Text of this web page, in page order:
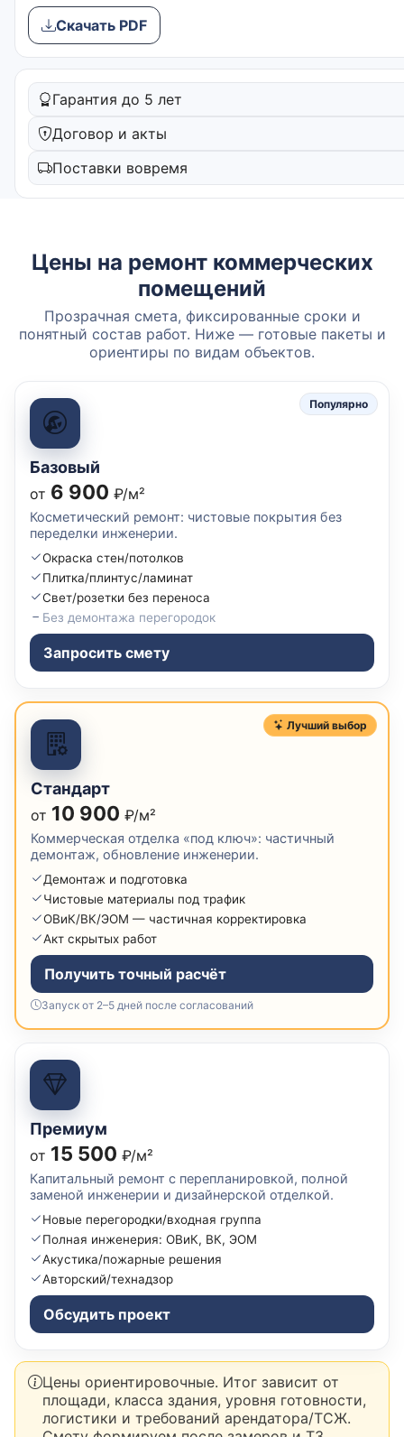
Скачать PDF
Гарантия до 5 лет
Договор и акты
Поставки вовремя
Цены на ремонт коммерческих
помещений
Прозрачная смета, фиксированные сроки и
понятный состав работ. Ниже — готовые пакеты и
ориентиры по видам объектов.
Популярно
Базовый
от 6 900 ₽/м²
Косметический ремонт: чистовые покрытия без
переделки инженерии.
Окраска стен/потолков
Плитка/плинтус/ламинат
Свет/розетки без переноса
Без демонтажа перегородок
Запросить смету
Лучший выбор
Стандарт
от 10 900 ₽/м²
Коммерческая отделка «под ключ»: частичный
демонтаж, обновление инженерии.
Демонтаж и подготовка
Чистовые материалы под трафик
ОВиК/ВК/ЭОМ — частичная корректировка
Акт скрытых работ
Получить точный расчёт
Запуск от 2–5 дней после согласований
Премиум
от 15 500 ₽/м²
Капитальный ремонт с перепланировкой, полной
заменой инженерии и дизайнерской отделкой.
Новые перегородки/входная группа
Полная инженерия: ОВиК, ВК, ЭОМ
Акустика/пожарные решения
Авторский/технадзор
Обсудить проект
Цены ориентировочные. Итог зависит от
площади, класса здания, уровня готовности,
логистики и требований арендатора/ТСЖ.